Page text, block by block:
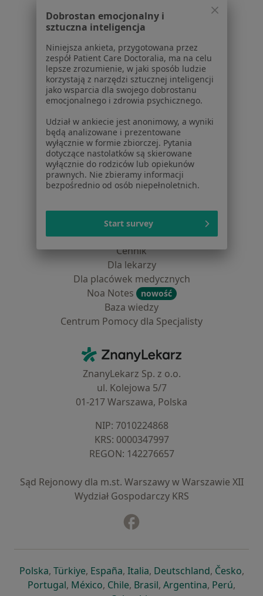
Praca Rekrutujemy!
Partnerzy
Centrum prasowe
Kontakt
Dla pacjentów
Lekarze
Placówki medyczne
Pytania i odpowiedzi
Usługi i zabiegi
Choroby
Pomoc
Aplikacje mobilne
Dla profesjonalistów
Cennik
Dla lekarzy
Dla placówek medycznych
Noa Notes
nowość
Baza wiedzy
Centrum Pomocy dla Specjalisty
ZnanyLekarz - Strona główna
ZnanyLekarz Sp. z o.o.
ul. Kolejowa 5/7
01-217 Warszawa, Polska
NIP: ⁠7010224868
KRS: ⁠0000347997
REGON: ⁠142276657
Sąd Rejonowy dla m.st. Warszawy w Warszawie XII
Wydział Gospodarczy KRS
Polskaotwiera się w nowej karcie
, Türkiyeotwiera się w nowej karcie
, Españaotwiera się w nowej karcie
, Italiaotwiera się w nowej
, Deutschlandotwiera się
, Česko,
Portugalotwiera się w nowej karcie
, Méxicootwiera się w nowej karcie
, Chileotwiera się w nowej karcie
, Brasilotwiera się w nowej
, Argentinaotwiera się
, Perú,
Dobrostan emocjonalny i
sztuczna inteligencja
Niniejsza ankieta, przygotowana przez
zespół Patient Care Doctoralia, ma na celu
lepsze zrozumienie, w jaki sposób ludzie
korzystają z narzędzi sztucznej inteligencji
jako wsparcia dla swojego dobrostanu
emocjonalnego i zdrowia psychicznego.
Udział w ankiecie jest anonimowy, a wyniki
będą analizowane i prezentowane
wyłącznie w formie zbiorczej. Pytania
dotyczące nastolatków są skierowane
wyłącznie do rodziców lub opiekunów
prawnych. Nie zbieramy informacji
bezpośrednio od osób niepełnoletnich.
Start survey